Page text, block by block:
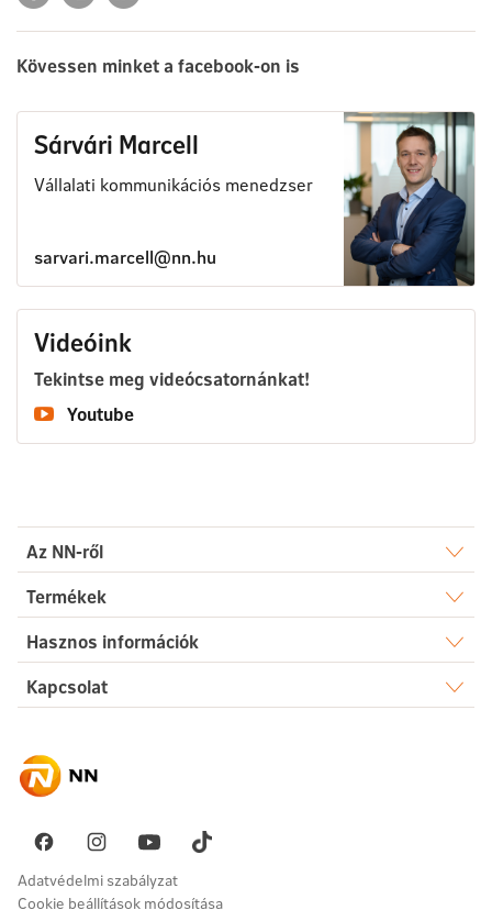
Kövessen minket a facebook-on is
Sárvári Marcell
Vállalati kommunikációs menedzser
sarvari.marcell@nn.hu
Videóink
Tekintse meg videócsatornánkat!
Youtube
Az NN-ről
Rólunk
Sajtószoba
Karrier
Fenntarthatóság
Pénzügyi navigátor
Termékek
Élet
Egészség
Nyugdíj
Vállalati megoldások
Hasznos információk
Dokumentumtár
Akadálymentesség
Kapcsolat
Ügyintézés
Panaszkezelés
Adatvédelmi szabályzat
Cookie beállítások módosítása